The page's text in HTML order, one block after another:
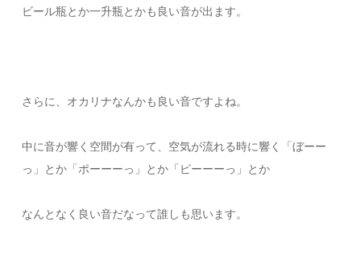
ビール瓶とか一升瓶とかも良い音が出ます。
さらに、オカリナなんかも良い音ですよね。
中に音が響く空間が有って、空気が流れる時に響く「ぼーー
っ」とか「ポーーーっ」とか「ピーーーっ」とか
なんとなく良い音だなって誰しも思います。